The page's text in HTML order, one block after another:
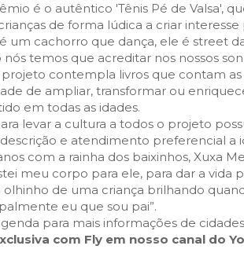
é o autêntico 'Tênis Pé de Valsa',
de forma lúdica a criar
um cachorro que dança, ele é street
temos que acreditar nos nossos
contempla livros que contam
de ampliar, transformar ou
em todas as idades.
levar a cultura a todos o projeto
e atendimento preferencial a
com a rainha dos baixinhos, Xuxa
meu corpo para ele, para dar a vida
de uma criança brilhando
eu que sou pai”.
para mais informações de
com Fly em nosso canal do